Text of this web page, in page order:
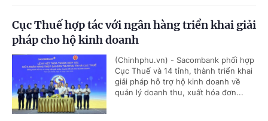
Cục Thuế hợp tác với ngân hàng triển khai giải
pháp cho hộ kinh doanh
(Chinhphu.vn) - Sacombank phối hợp
Cục Thuế và 14 tỉnh, thành triển khai
giải pháp hỗ trợ hộ kinh doanh về
quản lý doanh thu, xuất hóa đơn...